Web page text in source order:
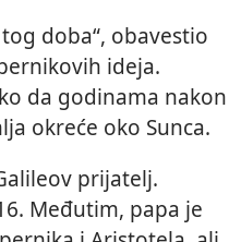
doba“, obavestio
ideja.
da godinama nakon
okreće oko Sunca.
prijatelj.
Međutim, papa je